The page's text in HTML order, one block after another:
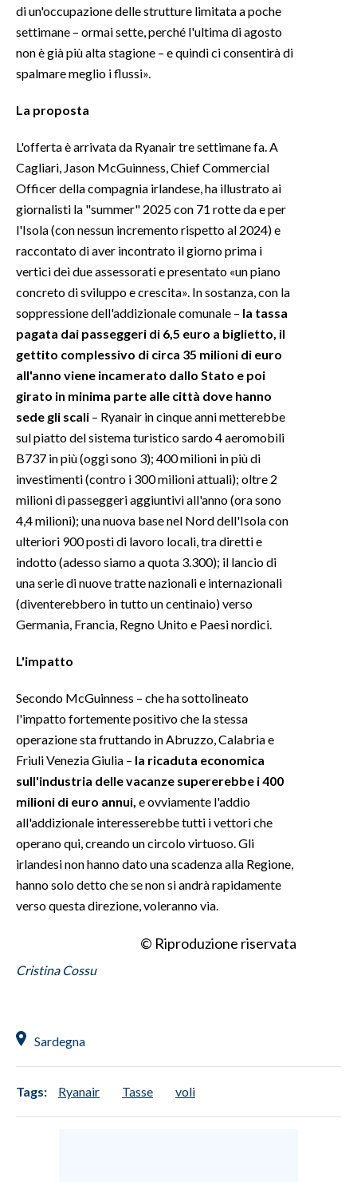
di un'occupazione delle strutture limitata a poche
settimane – ormai sette, perché l'ultima di agosto
non è già più alta stagione – e quindi ci consentirà di
spalmare meglio i flussi».
La proposta
L'offerta è arrivata da Ryanair tre settimane fa. A
Cagliari, Jason McGuinness, Chief Commercial
Officer della compagnia irlandese, ha illustrato ai
giornalisti la "summer" 2025 con 71 rotte da e per
l'Isola (con nessun incremento rispetto al 2024) e
raccontato di aver incontrato il giorno prima i
vertici dei due assessorati e presentato «un piano
concreto di sviluppo e crescita». In sostanza, con la
soppressione dell'addizionale comunale – la tassa
pagata dai passeggeri di 6,5 euro a biglietto, il
gettito complessivo di circa 35 milioni di euro
all'anno viene incamerato dallo Stato e poi
girato in minima parte alle città dove hanno
sede gli scali – Ryanair in cinque anni metterebbe
sul piatto del sistema turistico sardo 4 aeromobili
B737 in più (oggi sono 3); 400 milioni in più di
investimenti (contro i 300 milioni attuali); oltre 2
milioni di passeggeri aggiuntivi all'anno (ora sono
4,4 milioni); una nuova base nel Nord dell'Isola con
ulteriori 900 posti di lavoro locali, tra diretti e
indotto (adesso siamo a quota 3.300); il lancio di
una serie di nuove tratte nazionali e internazionali
(diventerebbero in tutto un centinaio) verso
Germania, Francia, Regno Unito e Paesi nordici.
L'impatto
Secondo McGuinness – che ha sottolineato
l'impatto fortemente positivo che la stessa
operazione sta fruttando in Abruzzo, Calabria e
Friuli Venezia Giulia – la ricaduta economica
sull'industria delle vacanze supererebbe i 400
milioni di euro annui, e ovviamente l'addio
all'addizionale interesserebbe tutti i vettori che
operano qui, creando un circolo virtuoso. Gli
irlandesi non hanno dato una scadenza alla Regione,
hanno solo detto che se non si andrà rapidamente
verso questa direzione, voleranno via.
© Riproduzione riservata
Cristina Cossu
Sardegna
Tags: Ryanair Tasse voli